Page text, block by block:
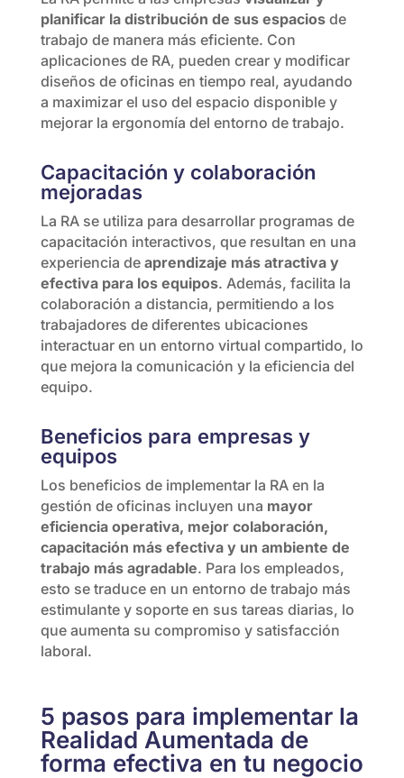
planificar la distribución de sus espaciosde
trabajo de manera más eficiente. Con
aplicaciones de RA, pueden crear y modificar
diseños de oficinas en tiempo real, ayudando
a maximizar el uso del espacio disponible y
mejorar la ergonomía del entorno de trabajo.
Capacitación y colaboración
mejoradas
La RA se utiliza para desarrollar programas de
capacitación interactivos, que resultan en una
experiencia de aprendizaje más atractiva y
efectiva para los equipos. Además, facilita la
colaboración a distancia, permitiendo a los
trabajadores de diferentes ubicaciones
interactuar en un entorno virtual compartido, lo
que mejora la comunicación y la eficiencia del
equipo.
Beneficios para empresas y
equipos
Los beneficios de implementar la RA en la
gestión de oficinas incluyen una mayor
eficiencia operativa, mejor colaboración,
capacitación más efectiva y un ambiente de
trabajo más agradable. Para los empleados,
esto se traduce en un entorno de trabajo más
estimulante y soporte en sus tareas diarias, lo
que aumenta su compromiso y satisfacción
laboral.
5 pasos para implementar la
Realidad Aumentada de
forma efectiva en tu negocio